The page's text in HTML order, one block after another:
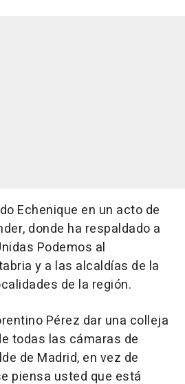
Echenique en un acto de
donde ha respaldado a
Podemos al
y a las alcaldías de la
de la región.
Pérez dar una colleja
todas las cámaras de
de Madrid, en vez de
piensa usted que está